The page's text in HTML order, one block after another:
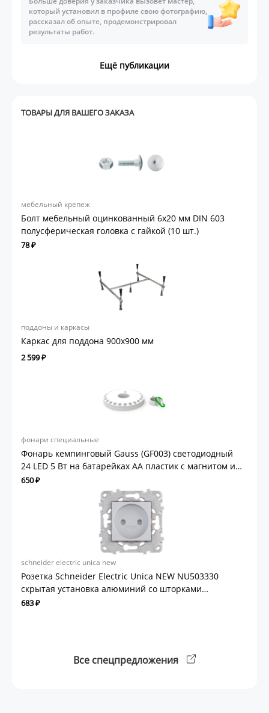
который установил в профиле свою фотографию,
рассказал об опыте, продемонстрировал
результаты работ.
Ещё публикации
ТОВАРЫ ДЛЯ ВАШЕГО ЗАКАЗА
мебельный крепеж
Болт мебельный оцинкованный 6х20 мм DIN 603
полусферическая головка с гайкой (10 шт.)
78 ₽
поддоны и каркасы
Каркас для поддона 900х900 мм
2 599 ₽
фонари специальные
Фонарь кемпинговый Gauss (GF003) светодиодный
24 LED 5 Вт на батарейках AA пластик с магнитом и
карабином
650 ₽
schneider electric unica new
Розетка Schneider Electric Unica NEW NU503330
скрытая установка алюминий со шторками
винтовой зажим
683 ₽
Все спецпредложения